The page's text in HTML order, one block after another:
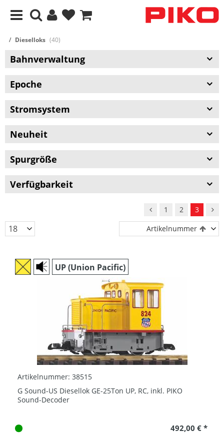
Dieselloks (40)
Bahnverwaltung
Epoche
Stromsystem
Neuheit
Spurgröße
Verfügbarkeit
1 2
3
Artikelnummer
UP (Union Pacific)
Artikelnummer: 38515
G Sound-US Diesellok GE-25Ton UP, RC, inkl. PIKO
Sound-Decoder
492,00 € *